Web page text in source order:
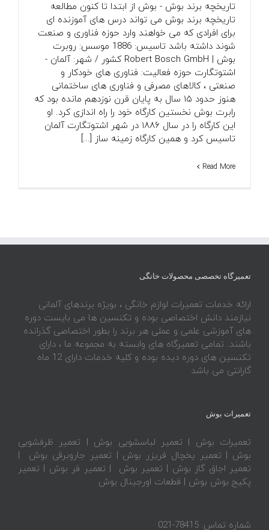
تاریخچه برند بوش - بوش از ابتدا تا کنون مطالعه
تاریخچه برند بوش می تواند درس های آموزنده ای
برای افرادی که می خواهند وارد حوزه فناوری و صنعت
شوند داشته باشد تاسیس: 1886 موسس: روبرت
بوش | Robert Bosch GmbH کشور / شهر: آلمان -
اشتوتگارت حوزه فعالیت: فناوری های خودکار و
صنعتی ، کالاهای مصرفی و فناوری های ساختمانی
هنوز حدود ۱۵ سال به پایان قرن نوزدهم مانده بود که
رابرت بوش نخستین کارگاه خود را راه اندازی کرد. او
این کارگاه را در سال ۱۸۸۶ در شهر اشتوتگارت آلمان
تاسیس کرد و همین کارگاه زمینه ساز [...]
Read More
تعمیرگاه تخصصی محصولات خانگی
ارائه خدمات تعمیرات لوازم خانگی ، بویژه برندهای آلمانی
نیازمند دانش اختصاصی بوده و تکنسین ها می بایست دوره
های آموزشی علمی و عملی هر برند را بطور اختصاصی گذرانده
باشند. تمامی تعمیرگاه های وابسته به مجموعه ما ، دارای
تکنسین های دوره دیده بوده و کلیه خدمات دارای 12 ماه
گارانتی می باشد
تعمیرات بوش
تعمیرات بوش | تعمیر لباسشویی بوش | تعمیر ظرفشویی
بوش | تعمیر یخچال فریزر بوش | تعمیر جاروبرقی بوش |
تعمیر اجاق گاز بوش | تعمیر بوش | تعمیر فر بوش | تعمیر
پکیج بوش بوش | قطعات اورجینال بوش
شماره تماس: 78415-021